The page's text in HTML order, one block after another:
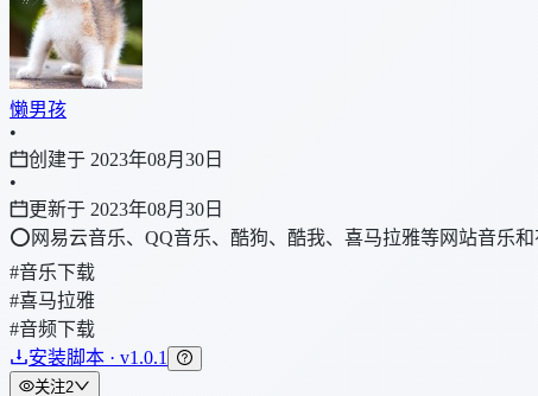
懒男孩
•
创建于 2023年08月30日
•
更新于 2023年08月30日
⭕网易云音乐、QQ音乐、酷狗、酷我、喜马拉雅等网站音乐
#音乐下载
#喜马拉雅
#音频下载
安装脚本 · v1.0.1
关注2